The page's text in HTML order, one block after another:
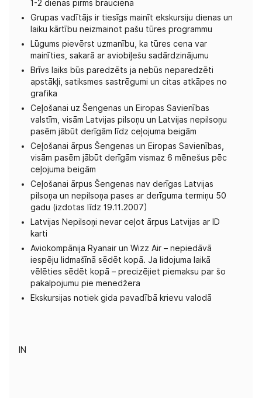
1-2 dienas pirms brauciena
Grupas vadītājs ir tiesīgs mainīt ekskursiju dienas un
laiku kārtību neizmainot pašu tūres programmu
Lūgums pievērst uzmanību, ka tūres cena var
mainīties, sakarā ar aviobiļešu sadārdzinājumu
Brīvs laiks būs paredzēts ja nebūs neparedzēti
apstākļi, satiksmes sastrēgumi un citas atkāpes no
grafika
Ceļošanai uz Šengenas un Eiropas Savienības
valstīm, visām Latvijas pilsoņu un Latvijas nepilsoņu
pasēm jābūt derīgām līdz ceļojuma beigām
Ceļošanai ārpus Šengenas un Eiropas Savienības,
visām pasēm jābūt derīgām vismaz 6 mēnešus pēc
ceļojuma beigām
Ceļošanai ārpus Šengenas nav derīgas Latvijas
pilsoņa un nepilsoņa pases ar derīguma termiņu 50
gadu (izdotas līdz 19.11.2007)
Latvijas Nepilsoņi nevar ceļot ārpus Latvijas ar ID
karti
Aviokompānija Ryanair un Wizz Air – nepiedāvā
iespēju lidmašīnā sēdēt kopā. Ja lidojuma laikā
vēlēties sēdēt kopā – precizējiet piemaksu par šo
pakalpojumu pie menedžera
Ekskursijas notiek gida pavadībā krievu valodā
IN